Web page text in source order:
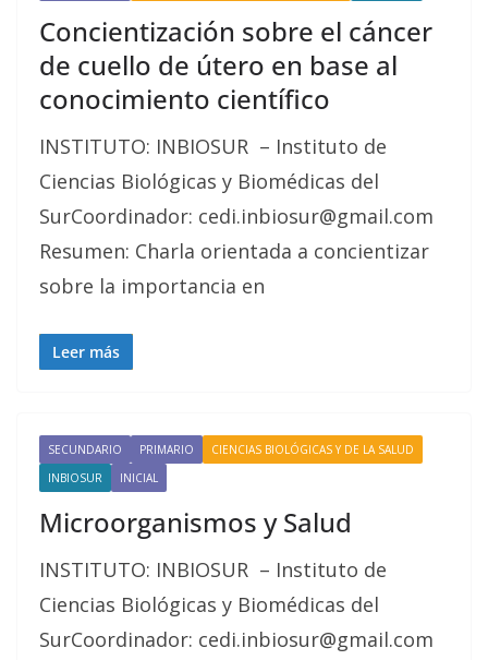
Concientización sobre el cáncer
de cuello de útero en base al
conocimiento científico
INSTITUTO: INBIOSUR – Instituto de
Ciencias Biológicas y Biomédicas del
SurCoordinador: cedi.inbiosur@gmail.com
Resumen: Charla orientada a concientizar
sobre la importancia en
Leer más
SECUNDARIO PRIMARIO
CIENCIAS BIOLÓGICAS Y DE LA SALUD
INBIOSUR
INICIAL
Microorganismos y Salud
INSTITUTO: INBIOSUR – Instituto de
Ciencias Biológicas y Biomédicas del
SurCoordinador: cedi.inbiosur@gmail.com